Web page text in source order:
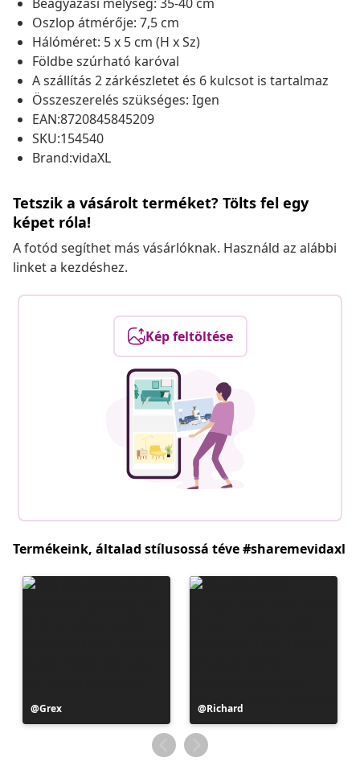
Oszlop átmérője: 7,5 cm
Hálóméret: 5 x 5 cm (H x Sz)
Földbe szúrható karóval
A szállítás 2 zárkészletet és 6 kulcsot is tartalmaz
Összeszerelés szükséges: Igen
EAN:8720845845209
SKU:154540
Brand:vidaXL
Tetszik a vásárolt terméket? Tölts fel egy
képet róla!
A fotód segíthet más vásárlóknak. Használd az alábbi
linket a kezdéshez.
Kép feltöltése
Termékeink, általad stílusossá téve #sharemevidaxl
Bejegyzés
közzétevője
Grex
Bejegyzés
közzétevője
Richard